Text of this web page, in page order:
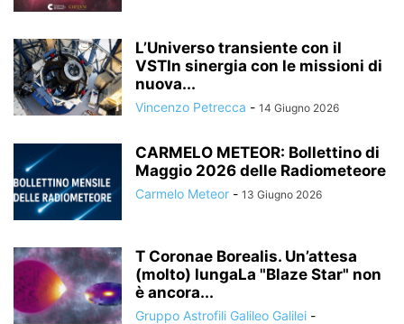
L’Universo transiente con il
VSTIn sinergia con le missioni di
nuova...
Vincenzo Petrecca - 14 Giugno 2026
CARMELO METEOR: Bollettino di
Maggio 2026 delle Radiometeore
Carmelo Meteor - 13 Giugno 2026
T Coronae Borealis. Un’attesa
(molto) lungaLa "Blaze Star" non
è ancora...
Gruppo Astrofili Galileo Galilei -